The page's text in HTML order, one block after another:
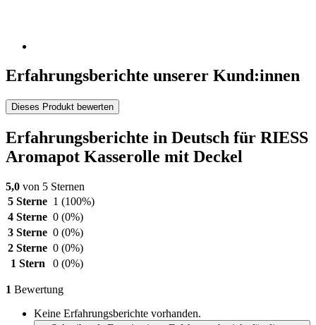
Erfahrungsberichte unserer Kund:innen
Dieses Produkt bewerten
Erfahrungsberichte in Deutsch für RIESS
Aromapot Kasserolle mit Deckel
5,0 von 5 Sternen
5 Sterne 1 (100%)
4 Sterne 0 (0%)
3 Sterne 0 (0%)
2 Sterne 0 (0%)
1 Stern
0 (0%)
1 Bewertung
Keine Erfahrungsberichte vorhanden.